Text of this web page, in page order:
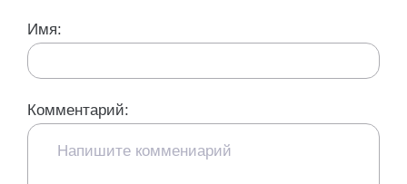
Имя:
Комментарий: